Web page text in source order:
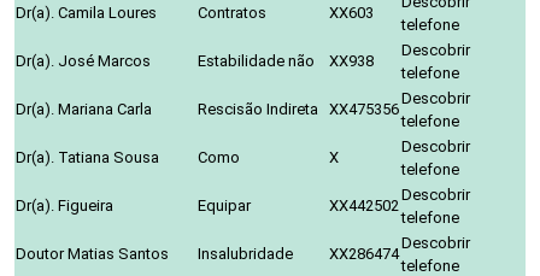
Dr(a). Camila Loures
Contratos XX603
telefone
Dr(a). José Marcos
Estabilidade não XX938
Descobrir
telefone
Dr(a). Mariana Carla
Rescisão Indireta XX475356
Descobrir
telefone
Dr(a). Tatiana Sousa
Como X
Descobrir
telefone
Dr(a). Figueira
Equipar XX442502
Descobrir
telefone
Doutor Matias Santos
Insalubridade XX286474
Descobrir
telefone